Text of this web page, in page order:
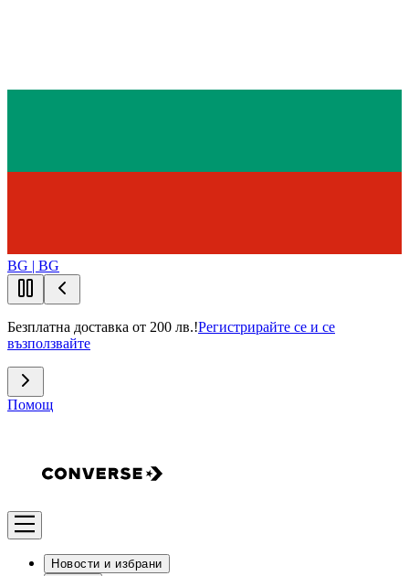
BG | BG
Безплатна доставка от 200 лв.!Регистрирайте се и се
възползвайте
Помощ
Новости и избрани